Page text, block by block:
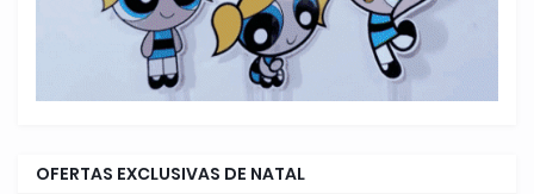
OFERTAS EXCLUSIVAS DE NATAL